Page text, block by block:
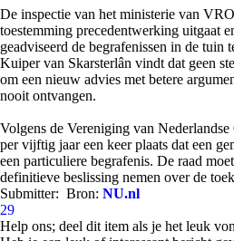
De inspectie van het ministerie van
toestemming precedentwerking uitgaat
geadviseerd de begrafenissen in de tuin
Kuiper van Skarsterlân vindt dat geen
om een nieuw advies met betere
nooit ontvangen.
Volgens de Vereniging van Nederlandse
per vijftig jaar een keer plaats dat een
een particuliere begrafenis. De raad
definitieve beslissing nemen over de
Submitter: Bron: NU.nl
29
Help ons; deel dit item als je het leuk